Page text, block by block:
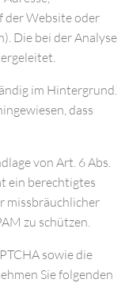
der Website oder
Die bei der Analyse
im Hintergrund.
dass
von Art. 6 Abs.
ein berechtigtes
missbräuchlicher
zu schützen.
sowie die
Sie folgenden